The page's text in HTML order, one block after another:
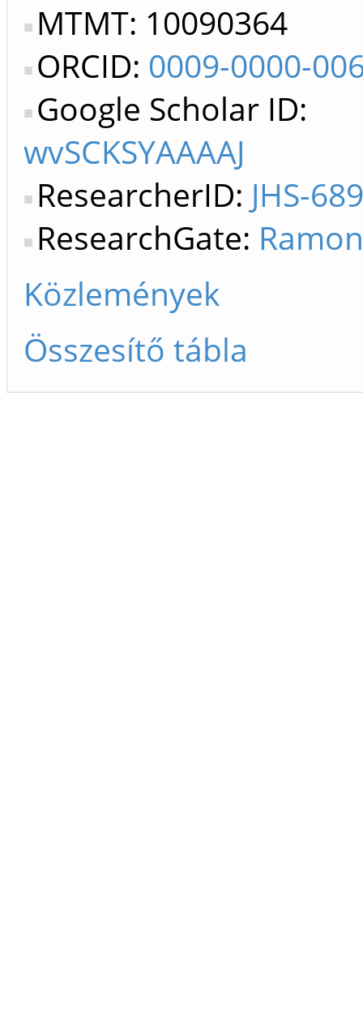
MTMT: 10090364
ORCID: 0009-0000-
Google Scholar ID:
wvSCKSYAAAAJ
ResearcherID: JHS-
ResearchGate:
Közlemények
Összesítő tábla